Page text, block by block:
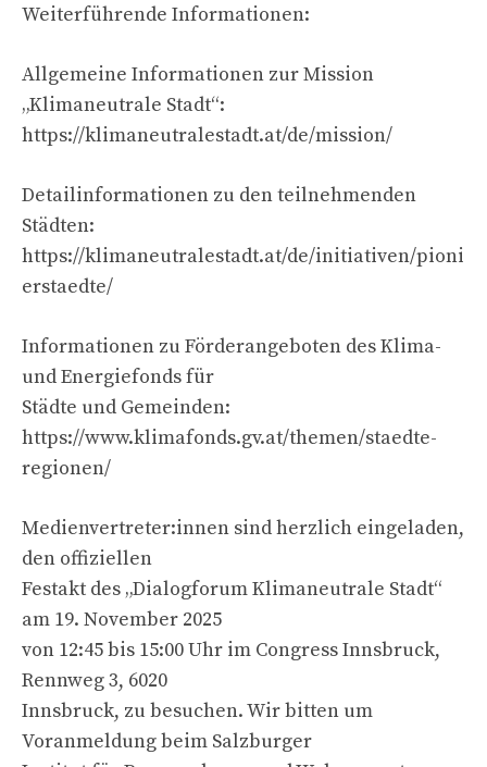
Weiterführende Informationen:
Allgemeine Informationen zur Mission
„Klimaneutrale Stadt“:
https://klimaneutralestadt.at/de/mission/
Detailinformationen zu den teilnehmenden
Städten:
https://klimaneutralestadt.at/de/initiativen/pioni
erstaedte/
Informationen zu Förderangeboten des Klima-
und Energiefonds für
Städte und Gemeinden:
https://www.klimafonds.gv.at/themen/staedte-
regionen/
Medienvertreter:innen sind herzlich eingeladen,
den offiziellen
Festakt des „Dialogforum Klimaneutrale Stadt“
am 19. November 2025
von 12:45 bis 15:00 Uhr im Congress Innsbruck,
Rennweg 3, 6020
Innsbruck, zu besuchen. Wir bitten um
Voranmeldung beim Salzburger